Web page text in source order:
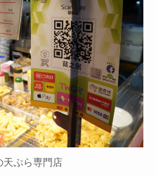
天ぷら専門店